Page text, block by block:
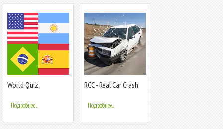
World Quiz:
Подробнее...
RCC - Real Car Crash
Подробнее...